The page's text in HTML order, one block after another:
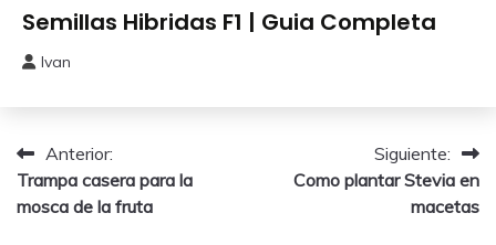
Obtener
Semillas
Semillas Hibridas F1 | Guia Completa
diciembre,
Ivan
Navegación
de
Anterior:
Trampa casera para la
mosca de la fruta
Siguiente:
Como plantar Stevia en
macetas